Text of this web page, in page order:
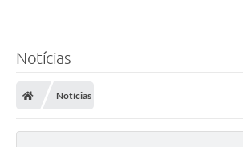
Notícias
Notícias